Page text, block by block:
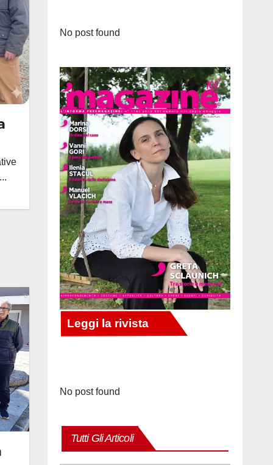
No post found
No post found
Tutti Gli Articoli